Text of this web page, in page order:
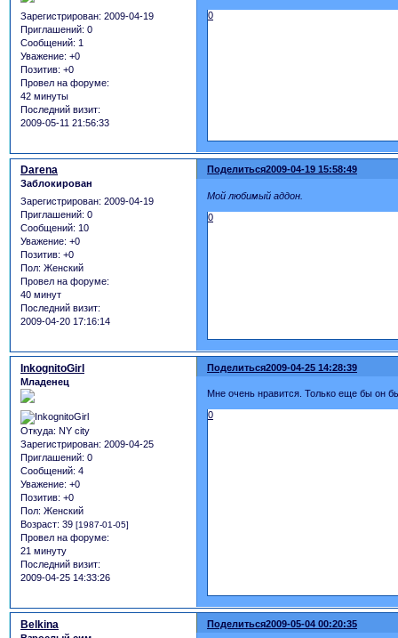
Зарегистрирован: 2009-04-19
Приглашений: 0
Сообщений: 1
Уважение: +0
Позитив: +0
Провел на форуме:
42 минуты
Последний визит:
2009-05-11 21:56:33
0
Поделиться2009-04-19 15:58:49
Darena
Заблокирован
Зарегистрирован: 2009-04-19
Приглашений: 0
Сообщений: 10
Уважение: +0
Позитив: +0
Пол: Женский
Провел на форуме:
40 минут
Последний визит:
2009-04-20 17:16:14
Мой любимый аддон.
0
Поделиться2009-04-25 14:28:39
InkognitoGirl
Младенец
Откуда: NY city
Зарегистрирован: 2009-04-25
Приглашений: 0
Сообщений: 4
Уважение: +0
Позитив: +0
Пол: Женский
Возраст: 39 [1987-01-05]
Провел на форуме:
21 минуту
Последний визит:
2009-04-25 14:33:26
Мне очень нравится. Только еще бы он
0
Поделиться2009-05-04 00:20:35
Belkina